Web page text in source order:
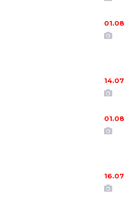
01.08
14.07
01.08
16.07